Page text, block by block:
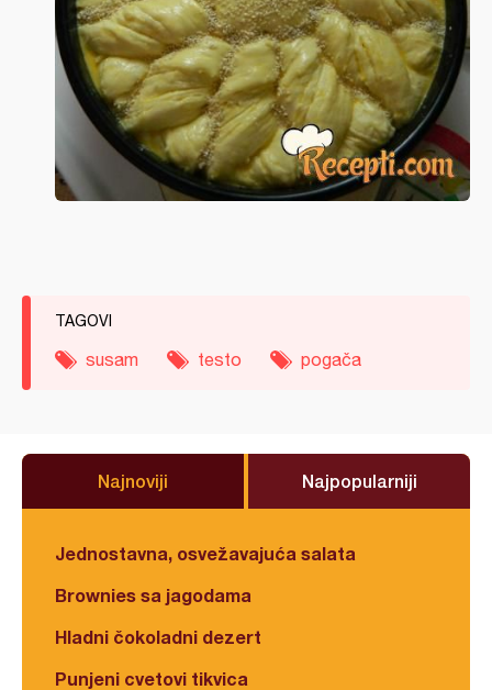
TAGOVI
susam testo pogača
Najnoviji Najpopularniji
Jednostavna, osvežavajuća salata
Brownies sa jagodama
Hladni čokoladni dezert
Punjeni cvetovi tikvica